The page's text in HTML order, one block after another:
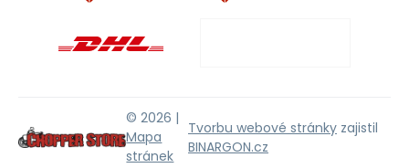
© 2026 |
Mapa
stránek
Tvorbu webové stránky zajistil
BINARGON.cz